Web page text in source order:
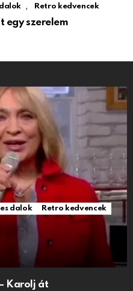
, Retro kedvencek
egy szerelem
dalok Retro kedvencek
Karolj át